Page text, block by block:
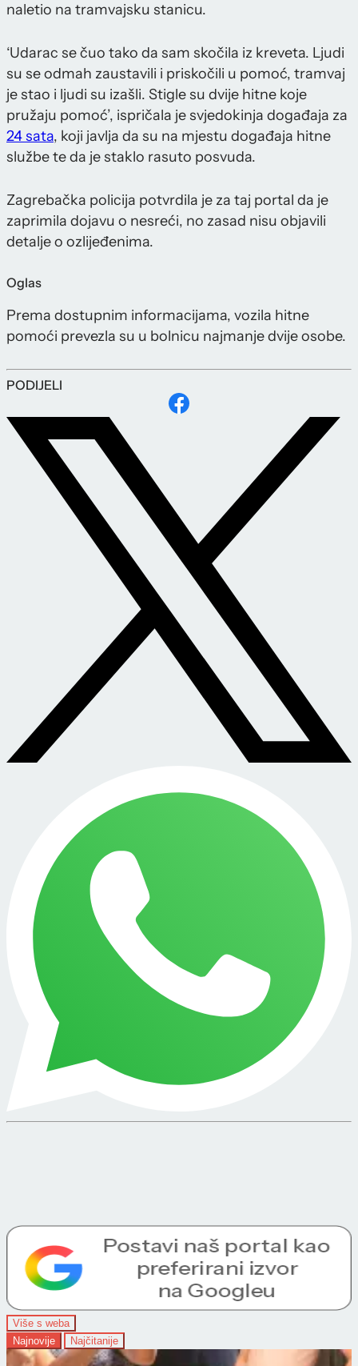
naletio na tramvajsku stanicu.
‘Udarac se čuo tako da sam skočila iz kreveta. Ljudi
su se odmah zaustavili i priskočili u pomoć, tramvaj
je stao i ljudi su izašli. Stigle su dvije hitne koje
pružaju pomoć’, ispričala je svjedokinja događaja za
24 sata, koji javlja da su na mjestu događaja hitne
službe te da je staklo rasuto posvuda.
Zagrebačka policija potvrdila je za taj portal da je
zaprimila dojavu o nesreći, no zasad nisu objavili
detalje o ozlijeđenima.
Oglas
Prema dostupnim informacijama, vozila hitne
pomoći prevezla su u bolnicu najmanje dvije osobe.
PODIJELI
Više s weba
Najnovije
Najčitanije